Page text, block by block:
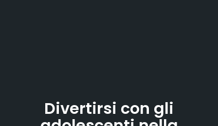
Divertirsi con gli